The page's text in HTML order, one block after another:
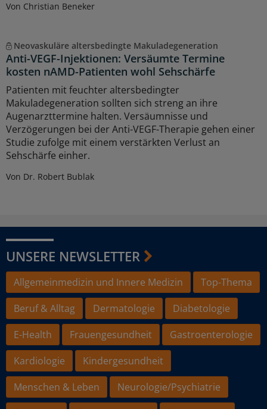
Von Christian Beneker
Neovaskuläre altersbedingte Makuladegeneration
Anti-VEGF-Injektionen: Versäumte Termine
kosten nAMD-Patienten wohl Sehschärfe
Patienten mit feuchter altersbedingter
Makuladegeneration sollten sich streng an ihre
Augenarzttermine halten. Versäumnisse und
Verzögerungen bei der Anti-VEGF-Therapie gehen einer
Studie zufolge mit einem verstärkten Verlust an
Sehschärfe einher.
Von Dr. Robert Bublak
UNSERE NEWSLETTER
Allgemeinmedizin und Innere Medizin
Top-Thema
Beruf & Alltag
Dermatologie
Diabetologie
E-Health
Frauengesundheit
Gastroenterologie
Kardiologie
Kindergesundheit
Menschen & Leben
Neurologie/Psychiatrie